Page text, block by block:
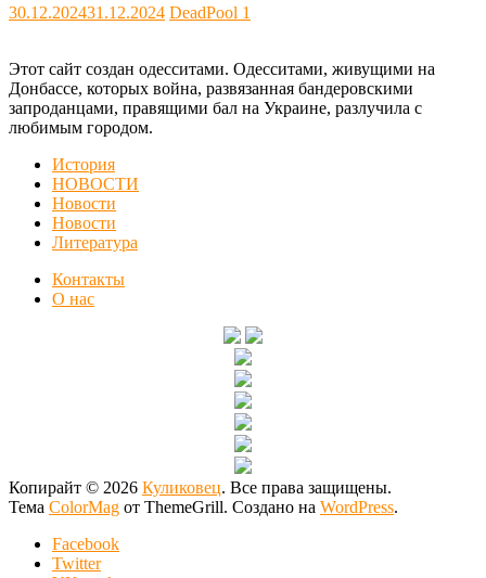
30.12.202431.12.2024 DeadPool 1
Этот сайт создан одесситами. Одесситами, живущими на
Донбассе, которых война, развязанная бандеровскими
запроданцами, правящими бал на Украине, разлучила с
любимым городом.
История
НОВОСТИ
Новости
Новости
Литература
Контакты
О нас
Копирайт © 2026 Куликовец. Все права защищены.
Тема ColorMag от ThemeGrill. Создано на WordPress.
Facebook
Twitter